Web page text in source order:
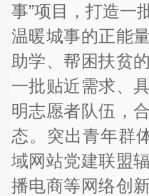
事”项目，打造一
温暖城事的正能
助学、帮困扶贫
一批贴近需求、
明志愿者队伍，
态。突出青年群
域网站党建联盟
播电商等网络创